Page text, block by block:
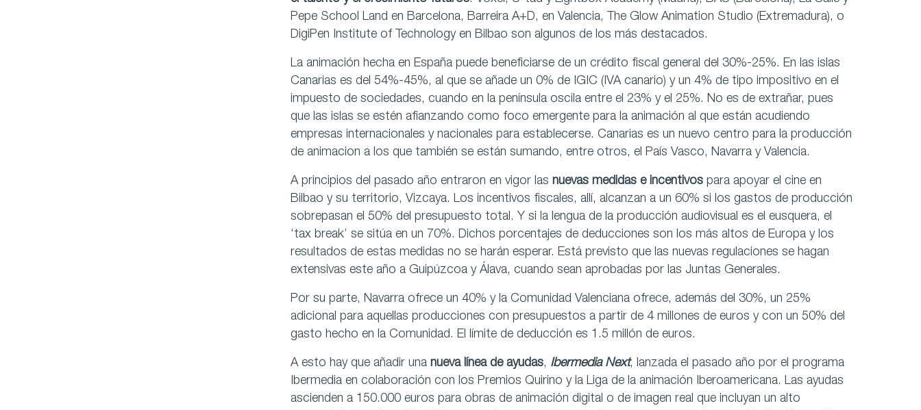
Pepe School Land en Barcelona, Barreira A+D, en Valencia, The Glow Animation Studio (Extremadura), o
DigiPen Institute of Technology en Bilbao son algunos de los más destacados.
La animación hecha en España puede beneficiarse de un crédito fiscal general del 30%-25%. En las islas
Canarias es del 54%-45%, al que se añade un 0% de IGIC (IVA canario) y un 4% de tipo impositivo en el
impuesto de sociedades, cuando en la península oscila entre el 23% y el 25%. No es de extrañar, pues
que las islas se estén afianzando como foco emergente para la animación al que están acudiendo
empresas internacionales y nacionales para establecerse. Canarias es un nuevo centro para la producción
de animacion a los que también se están sumando, entre otros, el País Vasco, Navarra y Valencia.
A principios del pasado año entraron en vigor las nuevas medidas e incentivos para apoyar el cine en
Bilbao y su territorio, Vizcaya. Los incentivos fiscales, allí, alcanzan a un 60% si los gastos de producción
sobrepasan el 50% del presupuesto total. Y si la lengua de la producción audiovisual es el eusquera, el
‘tax break’ se sitúa en un 70%. Dichos porcentajes de deducciones son los más altos de Europa y los
resultados de estas medidas no se harán esperar. Está previsto que las nuevas regulaciones se hagan
extensivas este año a Guipúzcoa y Álava, cuando sean aprobadas por las Juntas Generales.
Por su parte, Navarra ofrece un 40% y la Comunidad Valenciana ofrece, además del 30%, un 25%
adicional para aquellas producciones con presupuestos a partir de 4 millones de euros y con un 50% del
gasto hecho en la Comunidad. El límite de deducción es 1.5 millón de euros.
A esto hay que añadir una nueva línea de ayudas, Ibermedia Next, lanzada el pasado año por el programa
Ibermedia en colaboración con los Premios Quirino y la Liga de la animación Iberoamericana. Las ayudas
ascienden a 150.000 euros para obras de animación digital o de imagen real que incluyan un alto